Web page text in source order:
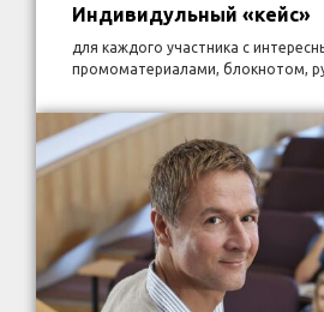
Индивидульный «кейс»
для каждого участника с
промоматериалами, блокнотом,